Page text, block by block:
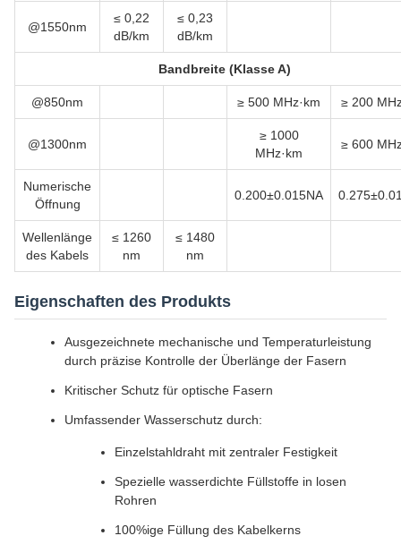
@1550nm
≤ 0,22
dB/km
≤ 0,23
dB/km
Bandbreite (Klasse A)
@850nm ≥ 500 MHz·km ≥ 200
@1300nm
≥ 1000
MHz·km
≥ 600
Numerische
Öffnung
0.200±0.015NA
Wellenlänge
des Kabels
≤ 1260
nm
≤ 1480
nm
Eigenschaften des Produkts
Ausgezeichnete mechanische und Temperaturleistung
durch präzise Kontrolle der Überlänge der Fasern
Kritischer Schutz für optische Fasern
Umfassender Wasserschutz durch:
Einzelstahldraht mit zentraler Festigkeit
Spezielle wasserdichte Füllstoffe in losen
Rohren
100%ige Füllung des Kabelkerns